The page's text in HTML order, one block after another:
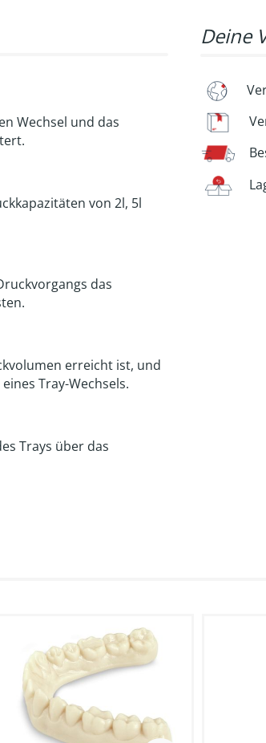
Wechsel und das
von 2l, 5l
das
erreicht ist, und
Tray-Wechsels.
Trays über das
Deine